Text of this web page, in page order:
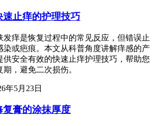
速止痒的护理技巧
发痒是恢复过程中的常见反应，但错误止
染或疤痕。本文从科普角度讲解痒感的产
供安全有效的快速止痒护理技巧，帮助您
，避免二次损伤。
年5月23日
复膏的涂抹厚度